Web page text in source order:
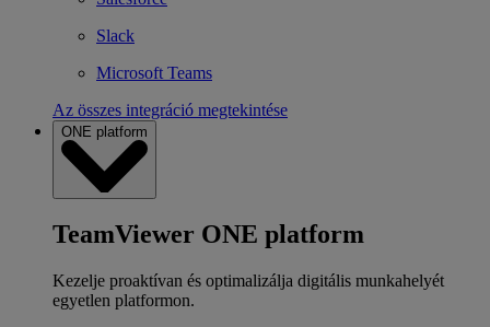
Slack
Microsoft Teams
Az összes integráció megtekintése
ONE platform
TeamViewer ONE platform
Kezelje proaktívan és optimalizálja digitális munkahelyét
egyetlen platformon.